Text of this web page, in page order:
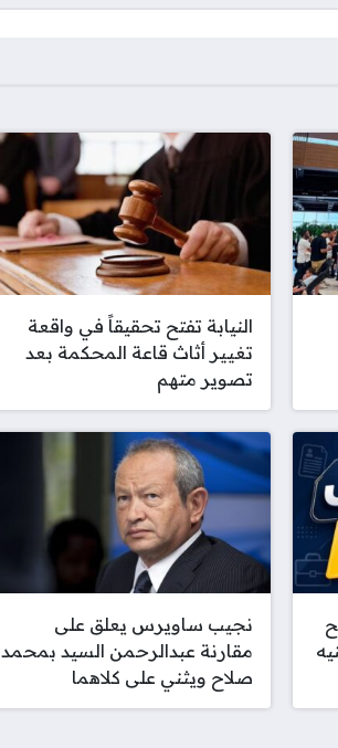
النيابة تفتح تحقيقاً في واقعة
تغيير أثاث قاعة المحكمة بعد
تصوير متهم
جنيه
نجيب ساويرس يعلق على
مقارنة عبدالرحمن السيد بمحمد
صلاح ويثني على كلاهما